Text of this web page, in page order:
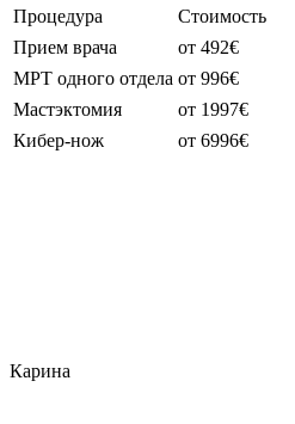
Процедура
Стоимость
Прием врача
от 492€
МРТ одного отдела от 996€
Мастэктомия
от 1997€
Кибер-нож
от 6996€
Карина